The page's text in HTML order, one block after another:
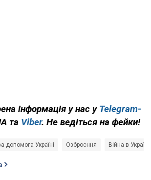
інформація у нас у Telegram-
та Viber. Не ведіться на фейки!
допомога Україні Озброєння Війна в Україні